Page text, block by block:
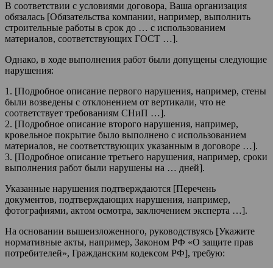
В соответствии с условиями договора, Ваша организация
обязалась [Обязательства компании, например, выполнить
строительные работы в срок до … с использованием
материалов, соответствующих ГОСТ …].
Однако, в ходе выполнения работ были допущены следующие
нарушения:
1. [Подробное описание первого нарушения, например, стены
были возведены с отклонением от вертикали, что не
соответствует требованиям СНиП …].
2. [Подробное описание второго нарушения, например,
кровельное покрытие было выполнено с использованием
материалов, не соответствующих указанным в договоре …].
3. [Подробное описание третьего нарушения, например, сроки
выполнения работ были нарушены на … дней].
Указанные нарушения подтверждаются [Перечень
документов, подтверждающих нарушения, например,
фотографиями, актом осмотра, заключением эксперта …].
На основании вышеизложенного, руководствуясь [Укажите
нормативные акты, например, Законом РФ «О защите прав
потребителей», Гражданским кодексом РФ], требую: